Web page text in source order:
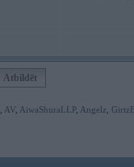
Atbildēt
AV AiwaShuraLLP, Angelz